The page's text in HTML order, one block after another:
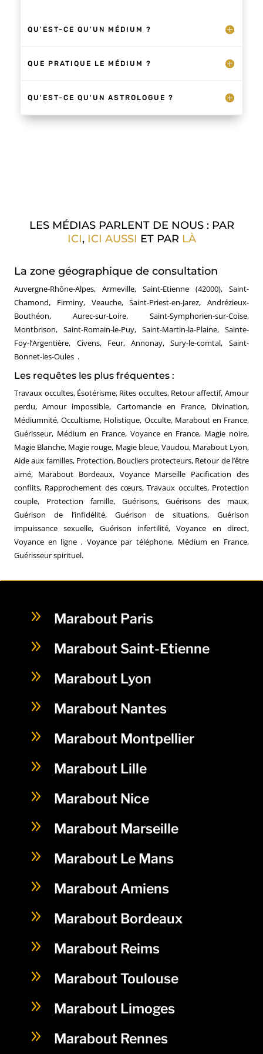
QU'EST-CE QU'UN MÉDIUM ?
QUE PRATIQUE LE MÉDIUM ?
QU'EST-CE QU'UN ASTROLOGUE ?
LES MÉDIAS PARLENT DE NOUS : PAR
ICI, ICI AUSSI ET PAR LÀ
La zone géographique de consultation
Auvergne-Rhône-Alpes, Armeville, Saint-Etienne (42000), Saint-
Chamond, Firminy, Veauche, Saint-Priest-en-Jarez, Andrézieux-
Bouthéon, Aurec-sur-Loire, Saint-Symphorien-sur-Coise,
Montbrison, Saint-Romain-le-Puy, Saint-Martin-la-Plaine, Sainte-
Foy-l’Argentière, Civens, Feur, Annonay, Sury-le-comtal, Saint-
Bonnet-les-Oules .
Les requêtes les plus fréquentes :
Travaux occultes, Ésotérisme, Rites occultes, Retour affectif, Amour
perdu, Amour impossible, Cartomancie en France, Divination,
Médiumnité, Occultisme, Holistique, Occulte, Marabout en France,
Guérisseur, Médium en France, Voyance en France, Magie noire,
Magie Blanche, Magie rouge, Magie bleue, Vaudou, Marabout Lyon,
Aide aux familles, Protection, Boucliers protecteurs, Retour de l’être
aimé, Marabout Bordeaux, Voyance Marseille Pacification des
conflits, Rapprochement des cœurs, Travaux occultes, Protection
couple, Protection famille, Guérisons, Guérisons des maux,
Guérison de l’infidélité, Guérison de situations, Guérison
impuissance sexuelle, Guérison infertilité, Voyance en direct,
Voyance en ligne , Voyance par téléphone, Médium en France,
Guérisseur spirituel.
9 Marabout Paris
9 Marabout Saint-Etienne
9 Marabout Lyon
9 Marabout Nantes
9 Marabout Montpellier
9 Marabout Lille
9 Marabout Nice
9 Marabout Marseille
9 Marabout Le Mans
9 Marabout Amiens
9 Marabout Bordeaux
9 Marabout Reims
9 Marabout Toulouse
9 Marabout Limoges
9 Marabout Rennes